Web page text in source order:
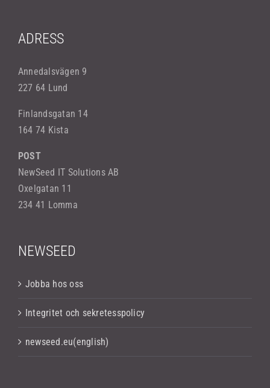
ADRESS
Annedalsvägen 9
227 64 Lund
Finlandsgatan 14
164 74 Kista
POST
NewSeed IT Solutions AB
Oxelgatan 11
234 41 Lomma
NEWSEED
Jobba hos oss
Integritet och sekretesspolicy
newseed.eu(english)